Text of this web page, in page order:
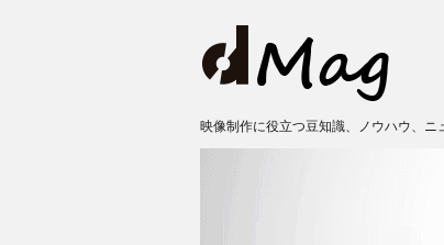
映像制作に役立つ豆知識、ノウハウ、